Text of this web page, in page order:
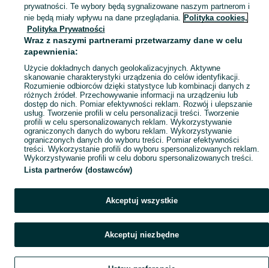
prywatności. Te wybory będą sygnalizowane naszym partnerom i
nie będą miały wpływu na dane przeglądania. Polityka cookies,
Polityka Prywatności
Wraz z naszymi partnerami przetwarzamy dane w celu
zapewnienia:
Użycie dokładnych danych geolokalizacyjnych. Aktywne
skanowanie charakterystyki urządzenia do celów identyfikacji.
Rozumienie odbiorców dzięki statystyce lub kombinacji danych z
różnych źródeł. Przechowywanie informacji na urządzeniu lub
dostęp do nich. Pomiar efektywności reklam. Rozwój i ulepszanie
usług. Tworzenie profili w celu personalizacji treści. Tworzenie
profili w celu spersonalizowanych reklam. Wykorzystywanie
ograniczonych danych do wyboru reklam. Wykorzystywanie
ograniczonych danych do wyboru treści. Pomiar efektywności
treści. Wykorzystanie profili do wyboru spersonalizowanych reklam.
Wykorzystywanie profili w celu doboru spersonalizowanych treści.
Lista partnerów (dostawców)
Akceptuj wszystkie
Akceptuj niezbędne